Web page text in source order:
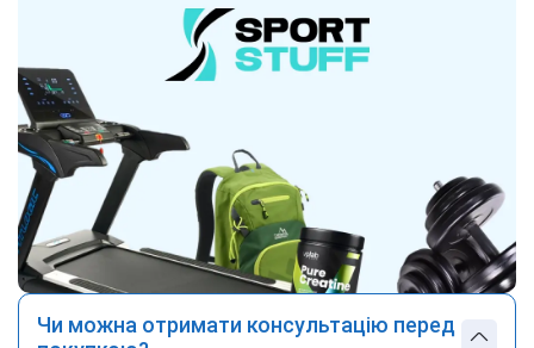
Чи можна отримати консультацію перед